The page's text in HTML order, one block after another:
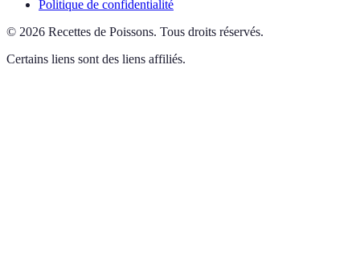
Politique de confidentialité
© 2026 Recettes de Poissons. Tous droits réservés.
Certains liens sont des liens affiliés.